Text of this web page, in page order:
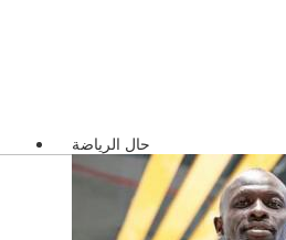
حال الرياضة